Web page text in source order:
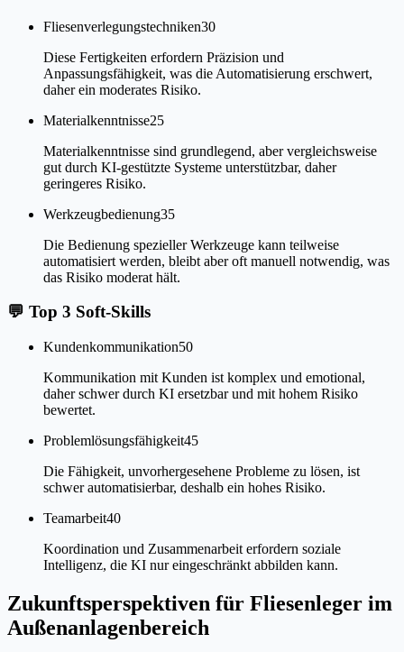
Fliesenverlegungstechniken30
Diese Fertigkeiten erfordern Präzision und
Anpassungsfähigkeit, was die Automatisierung erschwert,
daher ein moderates Risiko.
Materialkenntnisse25
Materialkenntnisse sind grundlegend, aber vergleichsweise
gut durch KI-gestützte Systeme unterstützbar, daher
geringeres Risiko.
Werkzeugbedienung35
Die Bedienung spezieller Werkzeuge kann teilweise
automatisiert werden, bleibt aber oft manuell notwendig, was
das Risiko moderat hält.
💬 Top 3 Soft-Skills
Kundenkommunikation50
Kommunikation mit Kunden ist komplex und emotional,
daher schwer durch KI ersetzbar und mit hohem Risiko
bewertet.
Problemlösungsfähigkeit45
Die Fähigkeit, unvorhergesehene Probleme zu lösen, ist
schwer automatisierbar, deshalb ein hohes Risiko.
Teamarbeit40
Koordination und Zusammenarbeit erfordern soziale
Intelligenz, die KI nur eingeschränkt abbilden kann.
Zukunftsperspektiven für Fliesenleger im
Außenanlagenbereich